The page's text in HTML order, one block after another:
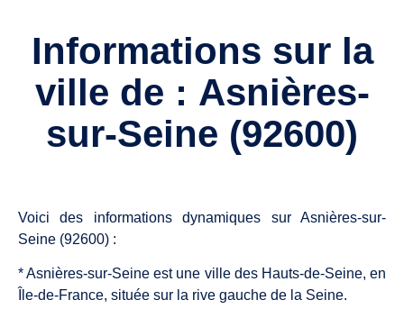
Informations sur la
ville de : Asnières-
sur-Seine (92600)
Voici des informations dynamiques sur Asnières-sur-
Seine (92600) :
* Asnières-sur-Seine est une ville des Hauts-de-Seine, en
Île-de-France, située sur la rive gauche de la Seine.